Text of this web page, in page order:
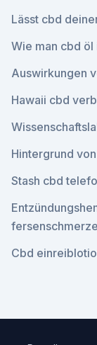
Lässt cbd
Wie man cbd öl
Auswirkungen
Hawaii cbd
Hintergrund
Stash cbd
Cbd